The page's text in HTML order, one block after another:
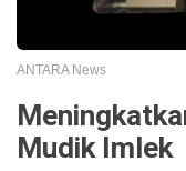
ANTARA News
Mudik Imlek